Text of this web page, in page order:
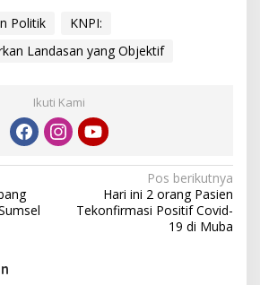
Politik
KNPI:
Landasan yang Objektif
Ikuti Kami
Pos berikutnya
Hari ini 2 orang Pasien
Tekonfirmasi Positif Covid-
19 di Muba